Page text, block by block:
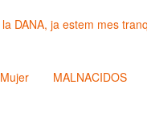
DANA, ja estem mes
MALNACIDOS